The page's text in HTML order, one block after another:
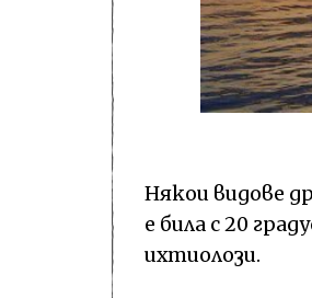
Някои видове
е била с 20
ихтиолози.